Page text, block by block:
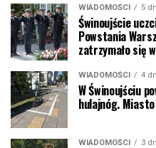
WIADOMOŚCI 5
Świnoujście
Powstania
zatrzymało się
WIADOMOŚCI 4
W Świnoujściu
hulajnóg.
WIADOMOŚCI 3